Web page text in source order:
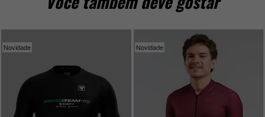
Novidade Novidade